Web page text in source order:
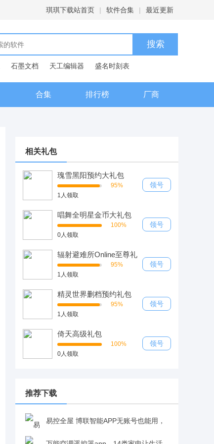
琪琪下载站首页 | 软件合集 | 最近更新
石墨文档 天工编辑器
盛名时刻表
合集 排行榜 厂商
相关礼包
瑰雪黑阳预约大礼包
95%
1人领取
领号
唱舞全明星金币大礼包
100%
0人领取
领号
辐射避难所Online至尊礼
包
95%
1人领取
领号
精灵世界删档预约礼包
95%
1人领取
领号
倚天高级礼包
100%
0人领取
领号
推荐下载
易控全屋 博联智能APP无账号也能用，